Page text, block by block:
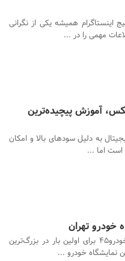
همیشه یکی از نگرانی
مهمی را در ...
آموزش پیچیده‌ترین
به دلیل سودهای بالا و امکان
است اما ...
مجموعه خودرو45 برای اولین بار در بزرگ‌ترین
نمایشگاه خودرو ...